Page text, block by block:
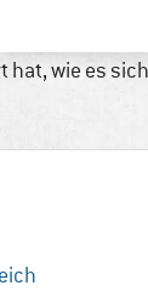
hat, wie es